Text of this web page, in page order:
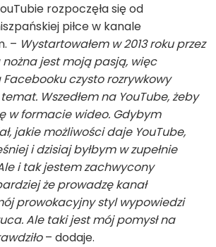
rozpoczęła się od
piłce w kanale
– Wystartowałem w 2013 roku przez
nożna jest moją pasją, więc
czysto rozrywkowy
Wszedłem na YouTube, żeby
w formacie wideo. Gdybym
jakie możliwości daje YouTube,
i dzisiaj byłbym w zupełnie
i tak jestem zachwycony
że prowadzę kanał
prowokacyjny styl wypowiedzi
Ale taki jest mój pomysł na
– dodaje.